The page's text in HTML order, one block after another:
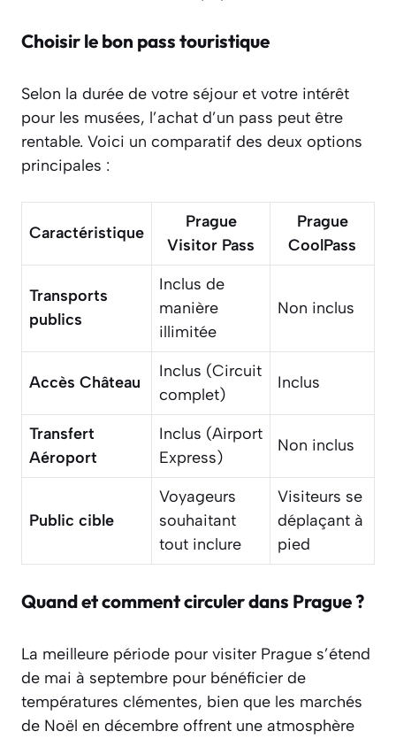
Choisir le bon pass touristique
Selon la durée de votre séjour et votre intérêt
pour les musées, l’achat d’un pass peut être
rentable. Voici un comparatif des deux options
principales :
Caractéristique
Prague
Visitor Pass
Prague
CoolPass
Transports
publics
Inclus de
manière
illimitée
Non inclus
Accès Château
Inclus (Circuit
complet)
Inclus
Transfert
Aéroport
Inclus (Airport
Express)
Non inclus
Public cible
Voyageurs
souhaitant
tout inclure
Visiteurs se
déplaçant à
pied
Quand et comment circuler dans Prague ?
La meilleure période pour visiter Prague s’étend
de mai à septembre pour bénéficier de
températures clémentes, bien que les marchés
de Noël en décembre offrent une atmosphère